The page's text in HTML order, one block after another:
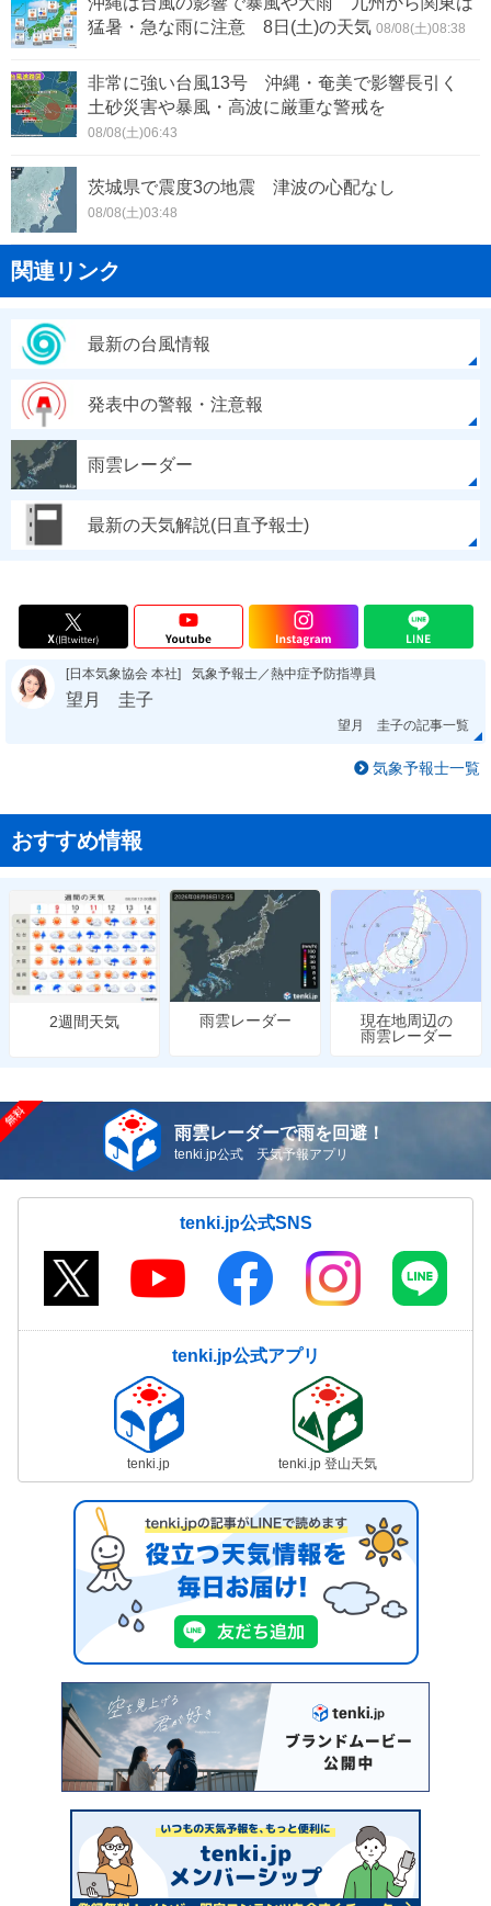
猛暑・急な雨に注意 8日(土)の天気 08/08(土)08:38
非常に強い台風13号 沖縄・奄美で影響長引く
土砂災害や暴風・高波に厳重な警戒を
08/08(土)06:43
茨城県で震度3の地震 津波の心配なし
08/08(土)03:48
関連リンク
最新の台風情報
発表中の警報・注意報
雨雲レーダー
最新の天気解説(日直予報士)
[日本気象協会 本社] 気象予報士／熱中症予防指導員
望月 圭子
望月 圭子の記事一覧
気象予報士一覧
おすすめ情報
2週間天気 雨雲レーダー
現在地周辺の
雨雲レーダー
雨雲レーダーで雨を回避！
tenki.jp公式 天気予報アプリ
tenki.jp公式SNS
tenki.jp公式アプリ
tenki.jp tenki.jp 登山天気